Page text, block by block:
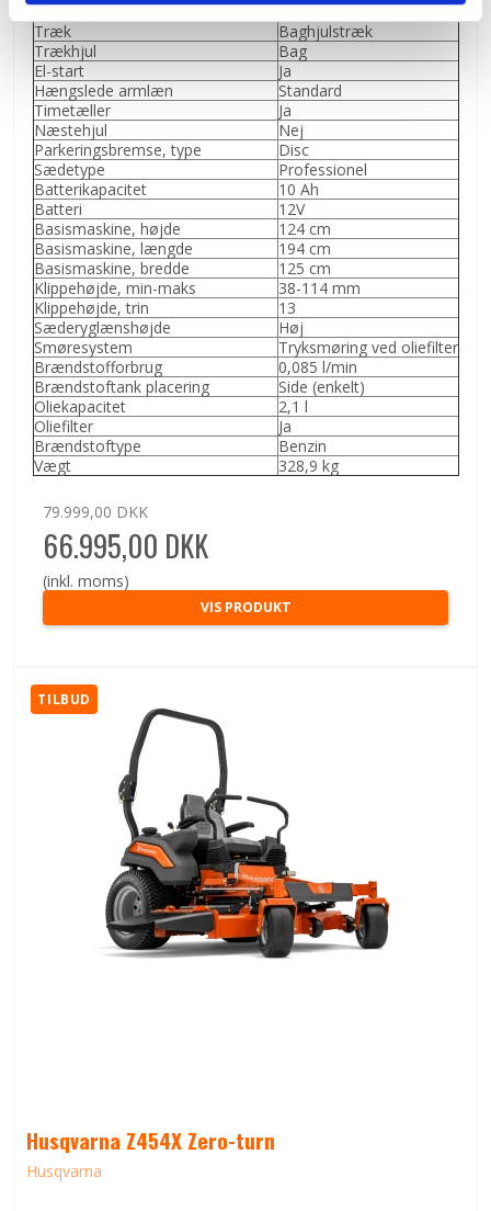
Gear
Fodpedel styret
Træk
Baghjulstræk
Trækhjul
Bag
El-start
Ja
Hængslede armlæn
Standard
Timetæller
Ja
Næstehjul
Nej
Parkeringsbremse, type
Disc
Sædetype
Professionel
Batterikapacitet
10 Ah
Batteri
12V
Basismaskine, højde
124 cm
Basismaskine, længde
194 cm
Basismaskine, bredde
125 cm
Klippehøjde, min-maks
38-114 mm
Klippehøjde, trin
13
Sæderyglænshøjde
Høj
Smøresystem
Tryksmøring ved oliefilter
Brændstofforbrug
0,085 l/min
Brændstoftank placering
Side (enkelt)
Oliekapacitet
2,1 l
Oliefilter
Ja
Brændstoftype
Benzin
Vægt
328,9 kg
79.999,00 DKK
66.995,00 DKK
(inkl. moms)
VIS PRODUKT
TILBUD
Husqvarna Z454X Zero-turn
Husqvarna